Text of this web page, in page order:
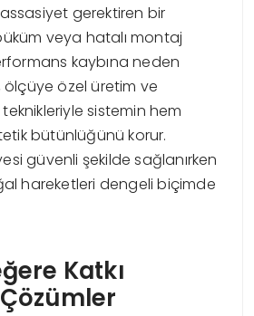
gerektiren bir
veya hatalı montaj
kaybına neden
ölçüye özel üretim ve
sistemin hem
bütünlüğünü korur.
güvenli şekilde sağlanırken
hareketleri dengeli biçimde
Katkı